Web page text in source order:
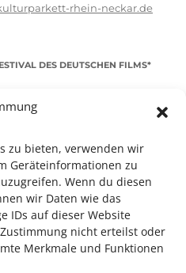
zu bieten, verwenden wir
Geräteinformationen zu
Wenn du diesen
wir Daten wie das
IDs auf dieser Website
nicht erteilst oder
Merkmale und Funktionen
rhein-neckar.de
DES DEUTSCHEN FILMS*
das